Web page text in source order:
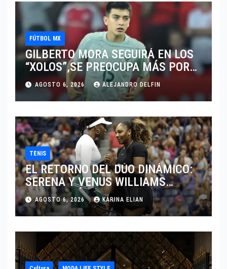
FÚTBOL MX
GILBERTO MORA SEGUIRÁ EN LOS
“XOLOS”,SE PREOCUPA MÁS POR
JUGAR EN SU EQUIPO.
AGOSTO 6, 2026 ALEJANDRO DELFIN
TENIS
EL RETORNO DEL DÚO DINÁMICO:
SERENA Y VENUS WILLIAMS
DISPUTARÁN LOS DOBLES EN
CINCINNATI 2026
AGOSTO 6, 2026 KARINA ELIAN